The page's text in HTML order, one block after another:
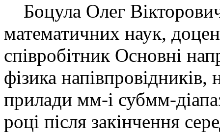
Боцула Олег
математичних наук,
співробітник Основні
фізика напівпровідників,
прилади мм-і субмм-
році після закінчення